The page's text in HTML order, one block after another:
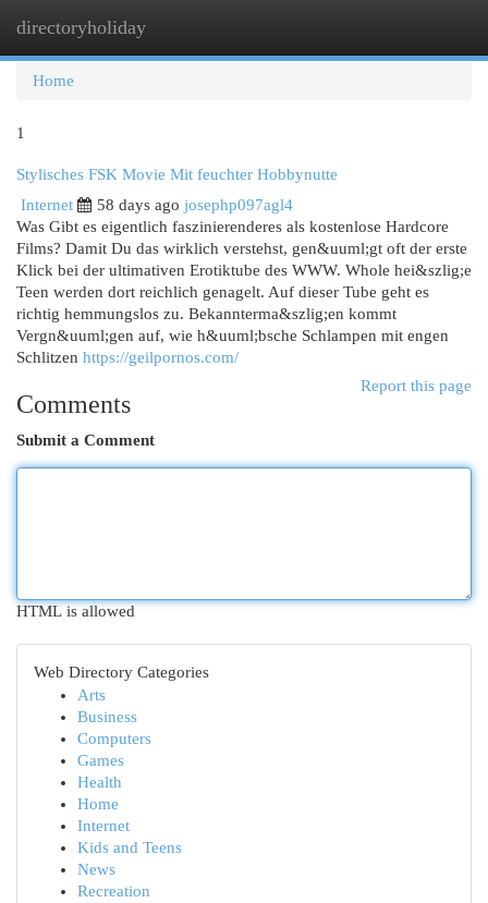
directoryholiday
Home
1
Stylisches FSK Movie Mit feuchter Hobbynutte
Internet
58 days ago josephp097agl4
Was Gibt es eigentlich faszinierenderes als kostenlose Hardcore
Films? Damit Du das wirklich verstehst, gen&uuml;gt oft der erste
Klick bei der ultimativen Erotiktube des WWW. Whole hei&szlig;e
Teen werden dort reichlich genagelt. Auf dieser Tube geht es
richtig hemmungslos zu. Bekannterma&szlig;en kommt
Vergn&uuml;gen auf, wie h&uuml;bsche Schlampen mit engen
Schlitzen https://geilpornos.com/
Report this page
Comments
Submit a Comment
HTML is allowed
Web Directory Categories
Arts
Business
Computers
Games
Health
Home
Internet
Kids and Teens
News
Recreation